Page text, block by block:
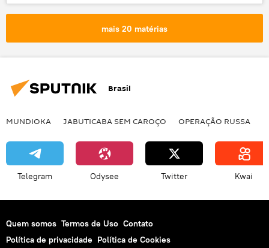
submarinos
Marinha
míssil
mais 20 matérias
Brasil
MUNDIOKA JABUTICABA SEM CAROÇO OPERAÇÃO RUSSA
Telegram Odysee Twitter Kwai
Quem somos Termos de Uso Contato
Política de privacidade Política de Cookies